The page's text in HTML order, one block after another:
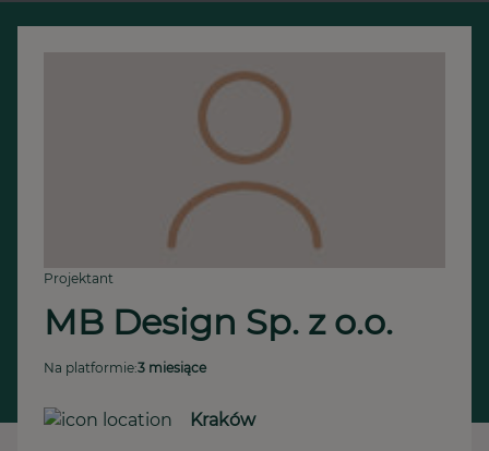
Projektant
MB Design Sp. z o.o.
Na platformie:3 miesiące
Kraków